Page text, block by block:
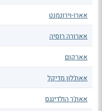
אארו-וירונמנט
אארורה רוסיה
אארקום
אאת'לון מדיקל
אאת'ר הולדינגס